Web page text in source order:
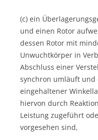
(c) ein
und einen Rotor
dessen Rotor mit
Unwuchtkörper in
Abschluss einer
synchron umläuft und
eingehaltener
hiervon durch
Leistung zugeführt
vorgesehen sind,